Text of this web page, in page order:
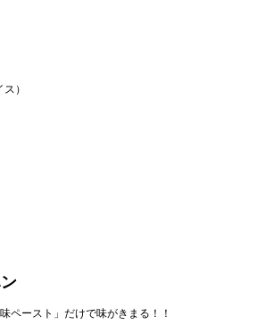
）
ペースト」だけで味がきまる！！